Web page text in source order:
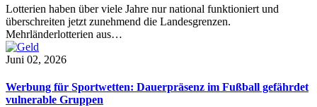
Lotterien haben über viele Jahre nur national funktioniert und
überschreiten jetzt zunehmend die Landesgrenzen.
Mehrländerlotterien aus…
Juni 02, 2026
Werbung für Sportwetten: Dauerpräsenz im Fußball gefährdet
vulnerable Gruppen